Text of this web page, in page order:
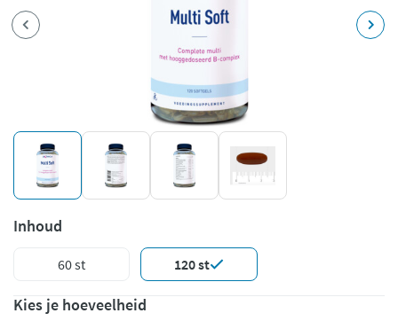
Inhoud
60 st 120 st
Kies je hoeveelheid